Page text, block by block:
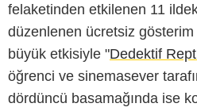
felaketinden etkilenen 11
düzenlenen ücretsiz gösterim
büyük etkisiyle "Dedektif
öğrenci ve sinemasever
dördüncü basamağında ise